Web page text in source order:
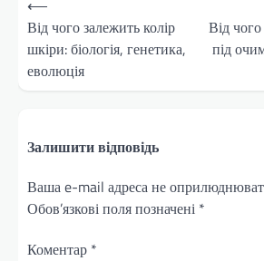
записів
⟵
Від чого залежить колір
шкіри: біологія, генетика,
еволюція
Від
під
Залишити відповідь
Ваша e-mail адреса не
Обов’язкові поля позначені *
Коментар *